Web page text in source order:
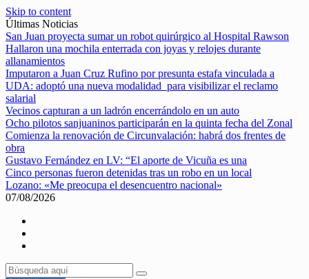
Skip to content
Últimas Noticias
San Juan proyecta sumar un robot quirúrgico al Hospital Rawson
Hallaron una mochila enterrada con joyas y relojes durante
allanamientos
Imputaron a Juan Cruz Rufino por presunta estafa vinculada a
UDA: adoptó una nueva modalidad para visibilizar el reclamo
salarial
Vecinos capturan a un ladrón encerrándolo en un auto
Ocho pilotos sanjuaninos participarán en la quinta fecha del Zonal
Comienza la renovación de Circunvalación: habrá dos frentes de
obra
Gustavo Fernández en LV: “El aporte de Vicuña es una
Cinco personas fueron detenidas tras un robo en un local
Lozano: «Me preocupa el desencuentro nacional»
07/08/2026